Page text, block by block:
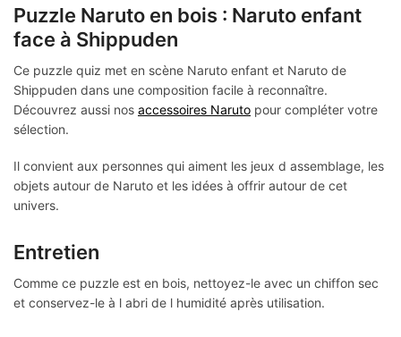
Puzzle Naruto en bois : Naruto enfant
face à Shippuden
Ce puzzle quiz met en scène Naruto enfant et Naruto de
Shippuden dans une composition facile à reconnaître.
Découvrez aussi nos accessoires Naruto pour compléter votre
sélection.
Il convient aux personnes qui aiment les jeux d assemblage, les
objets autour de Naruto et les idées à offrir autour de cet
univers.
Entretien
Comme ce puzzle est en bois, nettoyez-le avec un chiffon sec
et conservez-le à l abri de l humidité après utilisation.